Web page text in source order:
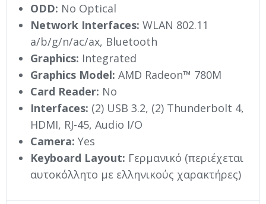
ODD: No Optical
Network Interfaces: WLAN 802.11
a/b/g/n/ac/ax, Bluetooth
Graphics: Integrated
Graphics Model: AMD Radeon™ 780M
Card Reader: No
Interfaces: (2) USB 3.2, (2) Thunderbolt 4,
HDMI, RJ-45, Audio I/O
Camera: Yes
Keyboard Layout: Γερμανικό (περιέχεται
αυτοκόλλητο με ελληνικούς χαρακτήρες)